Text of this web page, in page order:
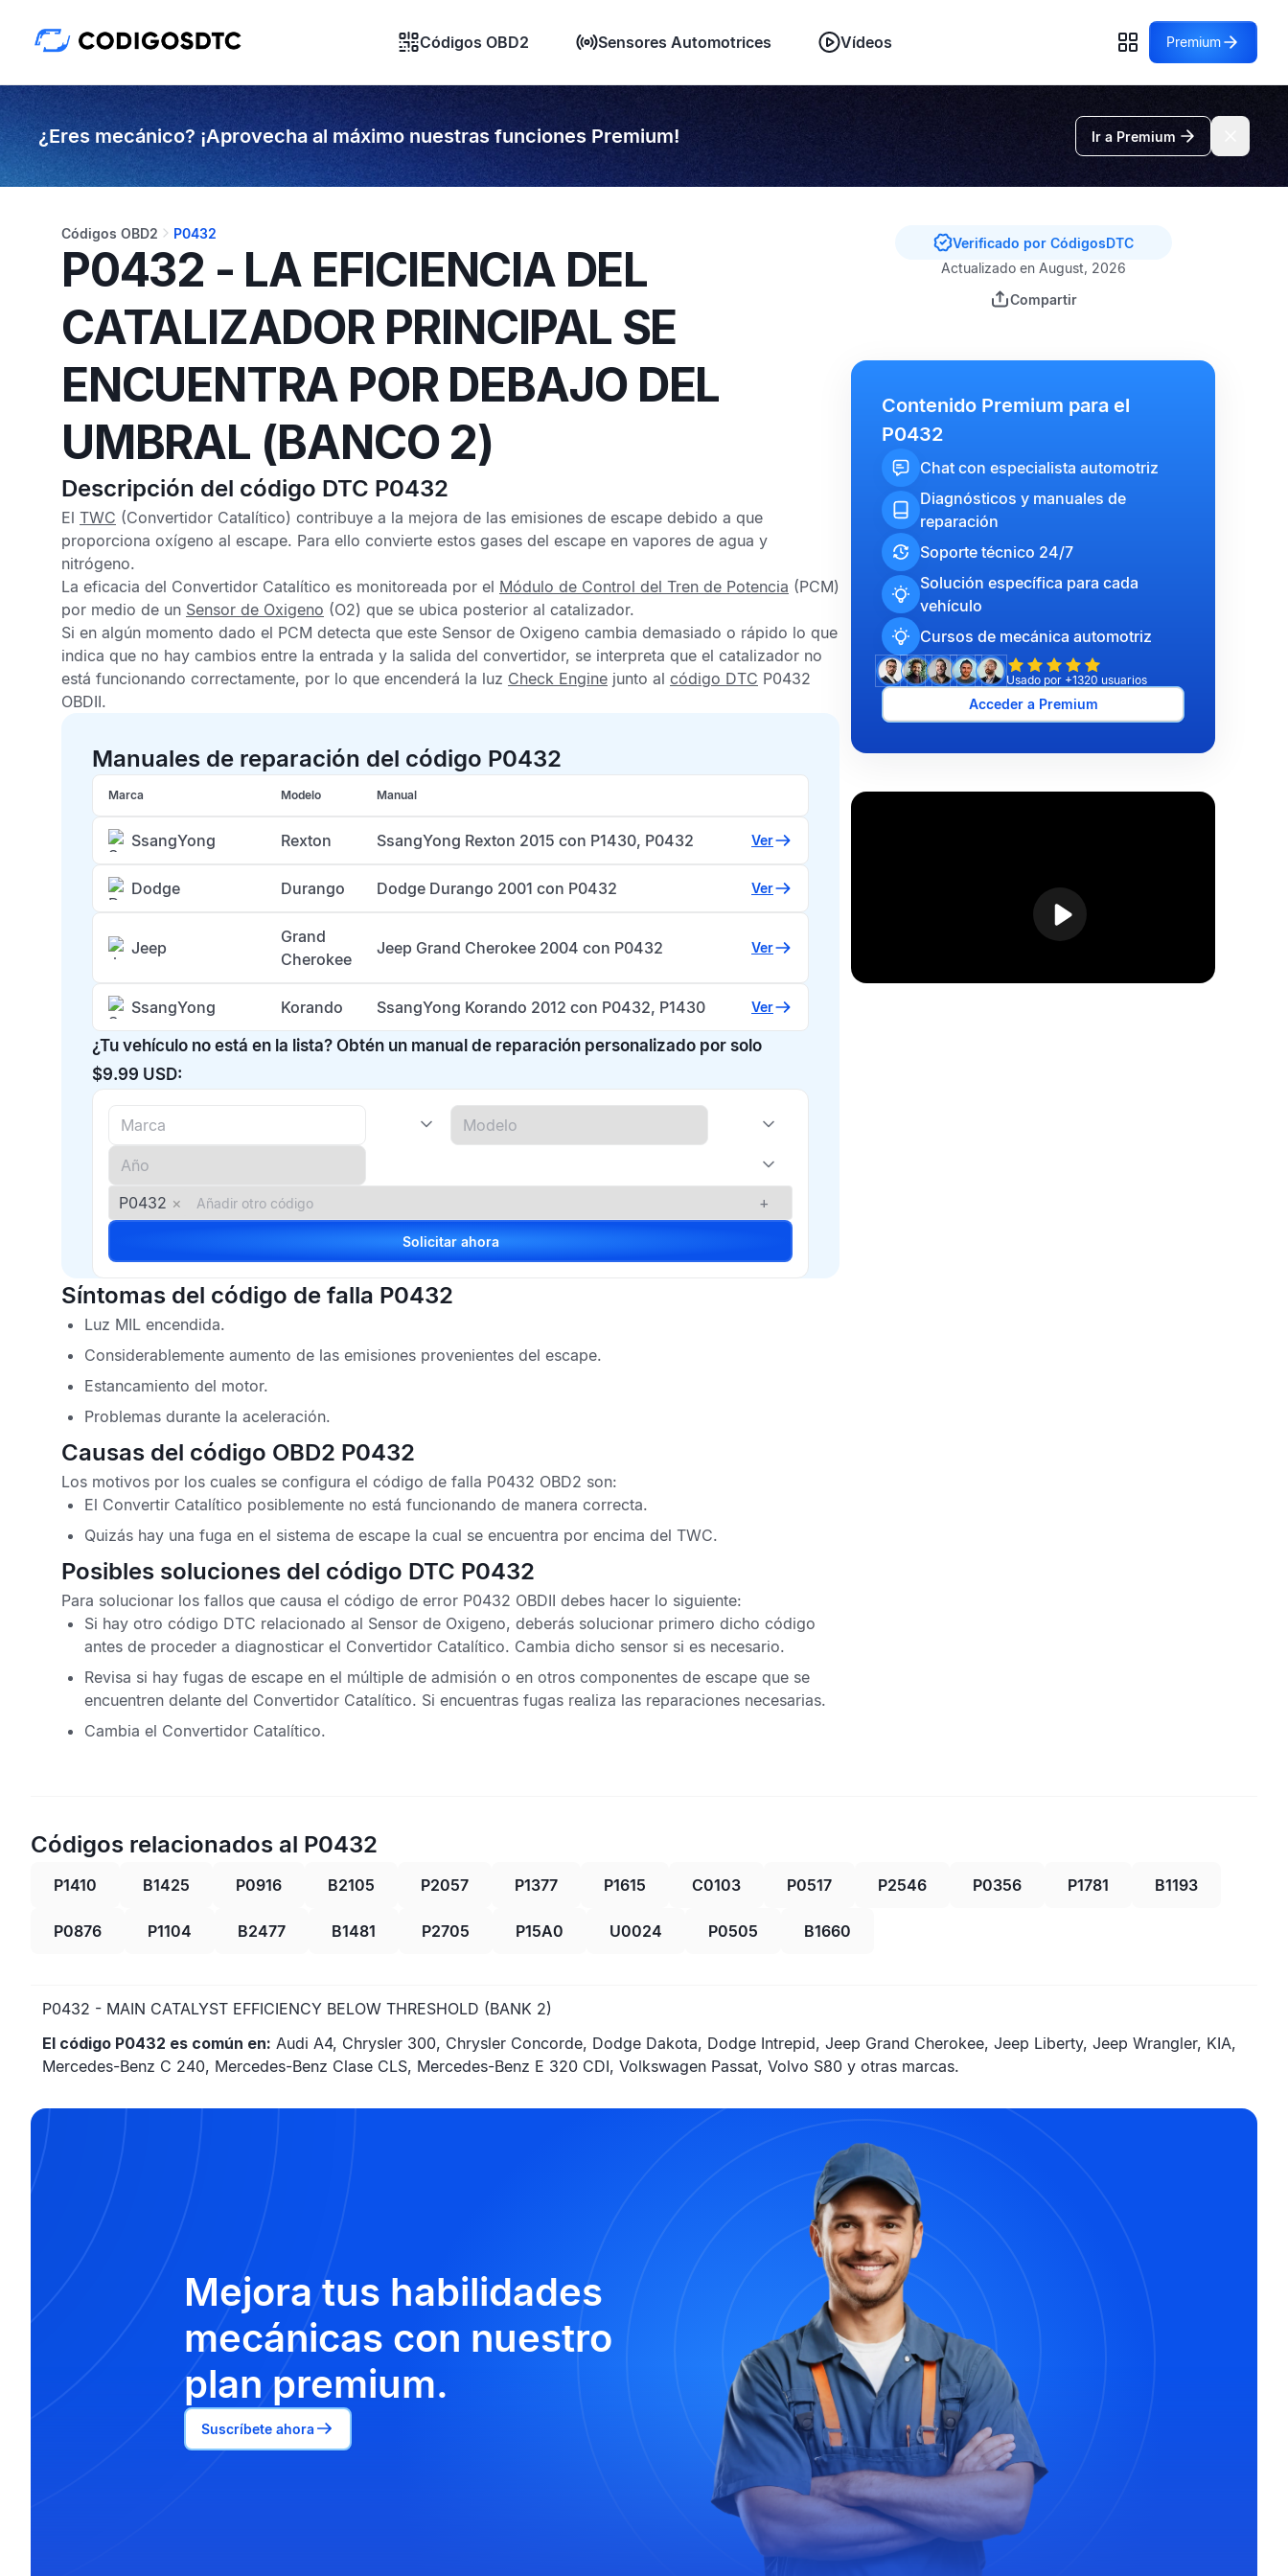
Códigos OBD2 Sensores Automotrices Vídeos Premium
¿Eres mecánico? ¡Aprovecha al máximo nuestras funciones Premium! Ir a Premium
Códigos OBD2 P0432
P0432 - LA EFICIENCIA DEL
CATALIZADOR PRINCIPAL SE
ENCUENTRA POR DEBAJO DEL
UMBRAL (BANCO 2)
Descripción del código DTC P0432
El TWC (Convertidor Catalítico) contribuye a la mejora de las emisiones de escape debido a que
proporciona oxígeno al escape. Para ello convierte estos gases del escape en vapores de agua y
nitrógeno.
La eficacia del Convertidor Catalítico es monitoreada por el Módulo de Control del Tren de Potencia (PCM)
por medio de un Sensor de Oxigeno (O2) que se ubica posterior al catalizador.
Si en algún momento dado el PCM detecta que este Sensor de Oxigeno cambia demasiado o rápido lo que
indica que no hay cambios entre la entrada y la salida del convertidor, se interpreta que el catalizador no
está funcionando correctamente, por lo que encenderá la luz Check Engine junto al código DTC P0432
OBDII.
Manuales de reparación del código P0432
Marca Modelo Manual
SsangYong Rexton SsangYong Rexton 2015 con P1430, P0432 Ver
Dodge Durango Dodge Durango 2001 con P0432 Ver
Jeep
Grand
Cherokee
Jeep Grand Cherokee 2004 con P0432 Ver
SsangYong Korando SsangYong Korando 2012 con P0432, P1430 Ver
¿Tu vehículo no está en la lista? Obtén un manual de reparación personalizado por solo
$9.99 USD:
P0432 × +
Solicitar ahora
Síntomas del código de falla P0432
Luz MIL encendida.
Considerablemente aumento de las emisiones provenientes del escape.
Estancamiento del motor.
Problemas durante la aceleración.
Causas del código OBD2 P0432
Los motivos por los cuales se configura el código de falla P0432 OBD2 son:
El Convertir Catalítico posiblemente no está funcionando de manera correcta.
Quizás hay una fuga en el sistema de escape la cual se encuentra por encima del TWC.
Posibles soluciones del código DTC P0432
Para solucionar los fallos que causa el código de error P0432 OBDII debes hacer lo siguiente:
Si hay otro código DTC relacionado al Sensor de Oxigeno, deberás solucionar primero dicho código
antes de proceder a diagnosticar el Convertidor Catalítico. Cambia dicho sensor si es necesario.
Revisa si hay fugas de escape en el múltiple de admisión o en otros componentes de escape que se
encuentren delante del Convertidor Catalítico. Si encuentras fugas realiza las reparaciones necesarias.
Cambia el Convertidor Catalítico.
Verificado por CódigosDTC
Actualizado en August, 2026
Compartir
Contenido Premium para el
P0432
Chat con especialista automotriz
Diagnósticos y manuales de
reparación
Soporte técnico 24/7
Solución específica para cada
vehículo
Cursos de mecánica automotriz
Usado por +1320 usuarios
Acceder a Premium
Códigos relacionados al P0432
P1410 B1425 P0916 B2105 P2057 P1377 P1615 C0103 P0517 P2546 P0356 P1781 B1193
P0876 P1104 B2477 B1481 P2705 P15A0 U0024 P0505 B1660
P0432 - MAIN CATALYST EFFICIENCY BELOW THRESHOLD (BANK 2)
El código P0432 es común en: Audi A4, Chrysler 300, Chrysler Concorde, Dodge Dakota, Dodge Intrepid, Jeep Grand Cherokee, Jeep Liberty, Jeep Wrangler, KIA,
Mercedes-Benz C 240, Mercedes-Benz Clase CLS, Mercedes-Benz E 320 CDI, Volkswagen Passat, Volvo S80 y otras marcas.
Mejora tus habilidades
mecánicas con nuestro
plan premium.
Suscríbete ahora